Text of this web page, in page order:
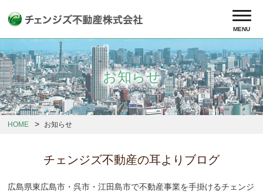
MENU
お知らせ
HOME お知らせ
チェンジズ不動産の耳よりブログ
広島県東広島市・呉市・江田島市で不動産事業を手掛けるチェンジ